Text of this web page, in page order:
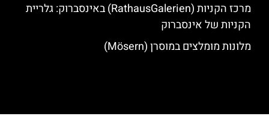
מרכז הקניות (RathausGalerien) באינסברוק: גלריית
הקניות של אינסברוק
מלונות מומלצים במוסרן (Mösern)